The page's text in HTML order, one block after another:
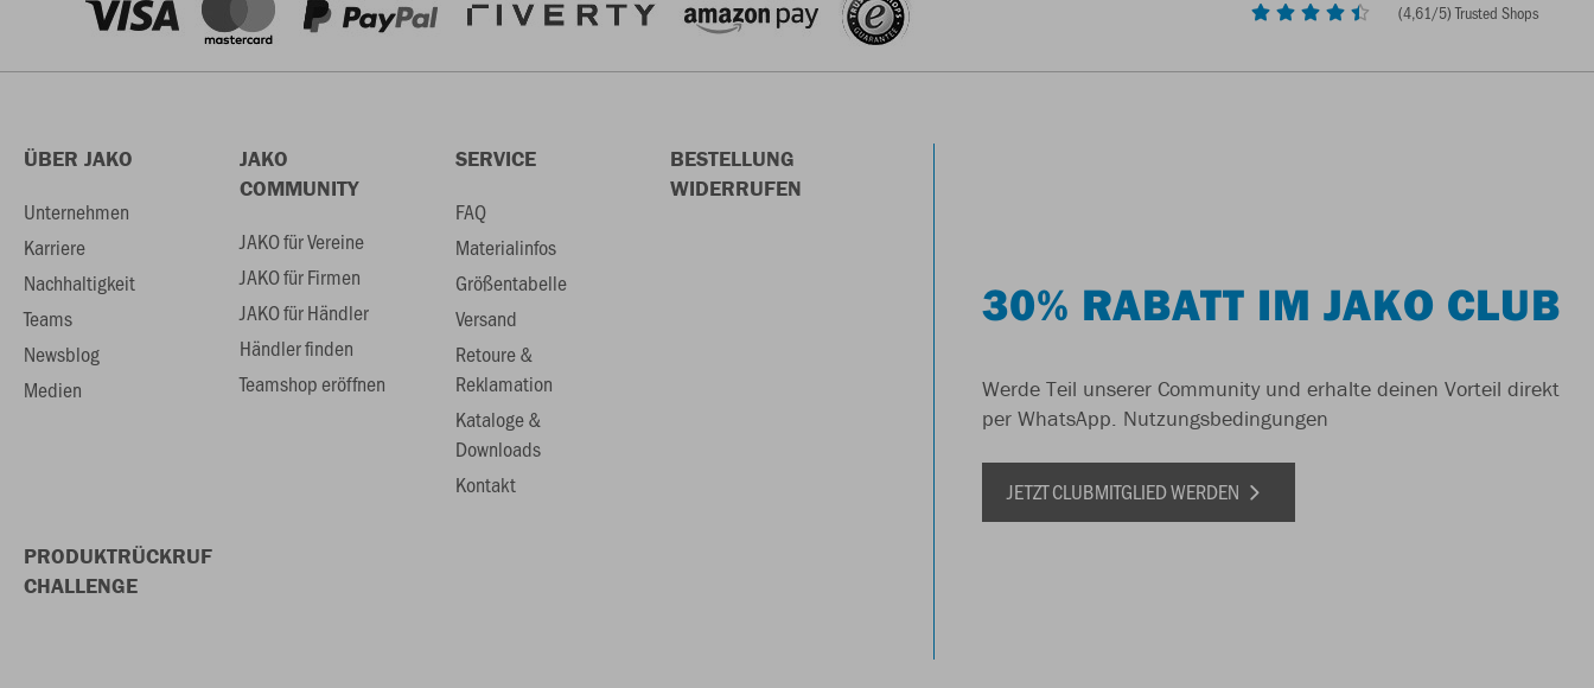
(4,61/5) Trusted Shops
ÜBER JAKO
Unternehmen
Karriere
Nachhaltigkeit
Teams
Newsblog
Medien
JAKO
COMMUNITY
JAKO für Vereine
JAKO für Firmen
JAKO für Händler
Händler finden
Teamshop eröffnen
SERVICE
FAQ
Materialinfos
Größentabelle
Versand
Retoure &
Reklamation
Kataloge &
Downloads
Kontakt
BESTELLUNG
WIDERRUFEN
PRODUKTRÜCKRUF
CHALLENGE
30% RABATT IM JAKO CLUB
Werde Teil unserer Community und erhalte deinen Vorteil direkt
per WhatsApp. Nutzungsbedingungen
JETZT CLUBMITGLIED WERDEN